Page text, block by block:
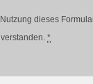
dieses
*